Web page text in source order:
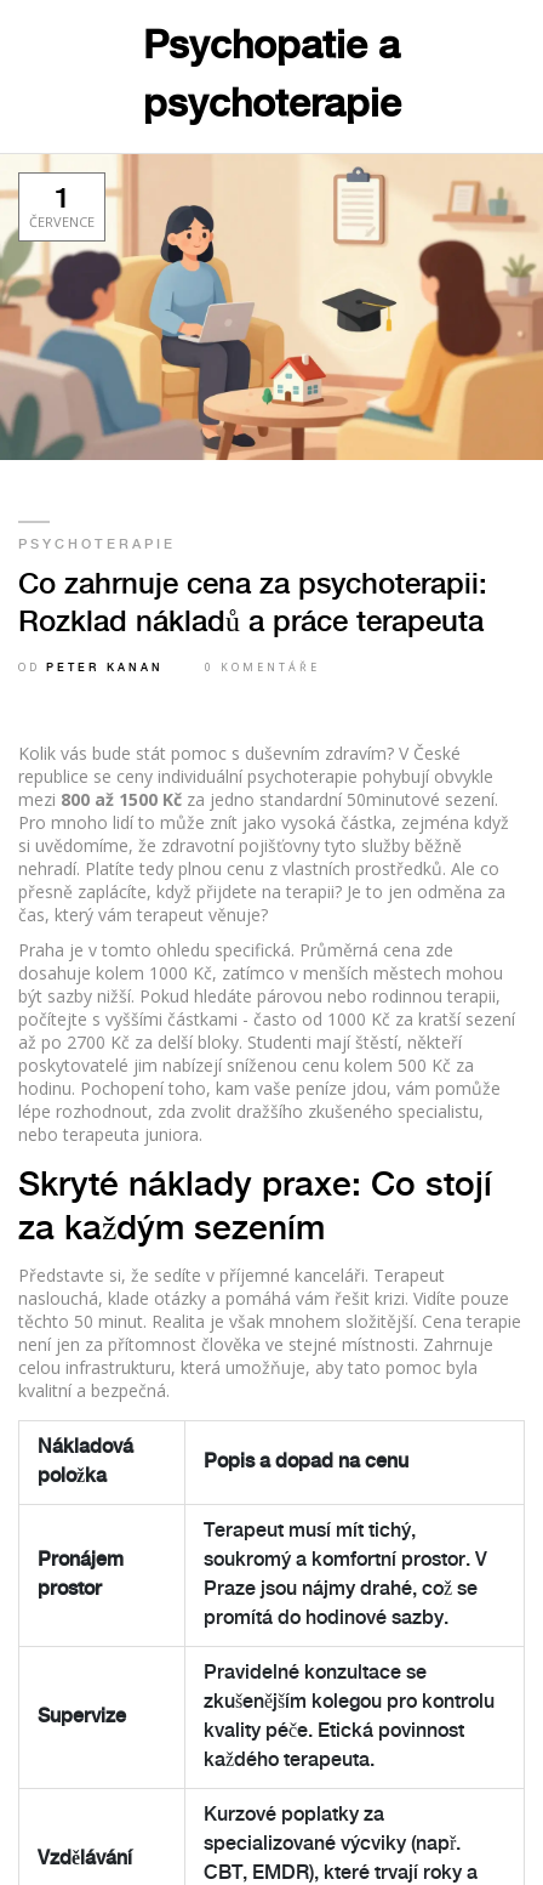
Psychopatie a
psychoterapie
1
ČERVENCE
PSYCHOTERAPIE
Co zahrnuje cena za psychoterapii:
Rozklad nákladů a práce terapeuta
OD PETER KANAN 0 KOMENTÁŘE
Kolik vás bude stát pomoc s duševním zdravím? V České
republice se ceny individuální psychoterapie pohybují obvykle
mezi 800 až 1500 Kč za jedno standardní 50minutové sezení.
Pro mnoho lidí to může znít jako vysoká částka, zejména když
si uvědomíme, že zdravotní pojišťovny tyto služby běžně
nehradí. Platíte tedy plnou cenu z vlastních prostředků. Ale co
přesně zaplácíte, když přijdete na terapii? Je to jen odměna za
čas, který vám terapeut věnuje?
Praha je v tomto ohledu specifická. Průměrná cena zde
dosahuje kolem 1000 Kč, zatímco v menších městech mohou
být sazby nižší. Pokud hledáte párovou nebo rodinnou terapii,
počítejte s vyššími částkami - často od 1000 Kč za kratší sezení
až po 2700 Kč za delší bloky. Studenti mají štěstí, někteří
poskytovatelé jim nabízejí sníženou cenu kolem 500 Kč za
hodinu. Pochopení toho, kam vaše peníze jdou, vám pomůže
lépe rozhodnout, zda zvolit dražšího zkušeného specialistu,
nebo terapeuta juniora.
Skryté náklady praxe: Co stojí
za každým sezením
Představte si, že sedíte v příjemné kanceláři. Terapeut
naslouchá, klade otázky a pomáhá vám řešit krizi. Vidíte pouze
těchto 50 minut. Realita je však mnohem složitější. Cena terapie
není jen za přítomnost člověka ve stejné místnosti. Zahrnuje
celou infrastrukturu, která umožňuje, aby tato pomoc byla
kvalitní a bezpečná.
Nákladová
položka
Popis a dopad na cenu
Pronájem
prostor
Terapeut musí mít tichý,
soukromý a komfortní prostor. V
Praze jsou nájmy drahé, což se
promítá do hodinové sazby.
Supervize
Pravidelné konzultace se
zkušenějším kolegou pro kontrolu
kvality péče. Etická povinnost
každého terapeuta.
Vzdělávání
Kurzové poplatky za
specializované výcviky (např.
CBT, EMDR), které trvají roky a